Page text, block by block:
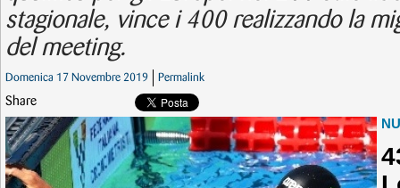
stagionale, vince i 400 realizzando la
del meeting.
Domenica 17 Novembre 2019 Permalink
Share